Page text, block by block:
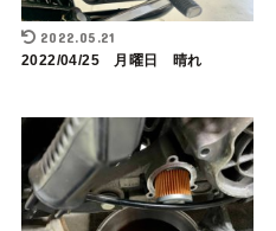
2022.05.21
2022/04/25 月曜日 晴れ